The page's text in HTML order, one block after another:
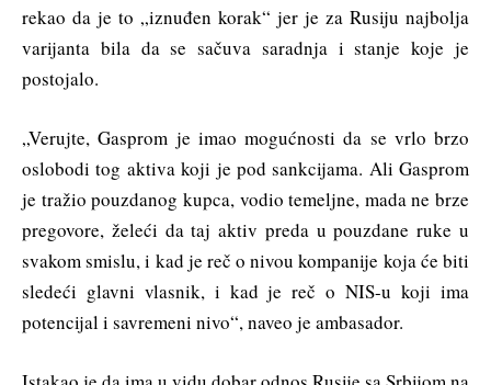
rekao da je to „iznuđen korak“ jer je za Rusiju najbolja
varijanta bila da se sačuva saradnja i stanje koje je
postojalo.
„Verujte, Gasprom je imao mogućnosti da se vrlo brzo
oslobodi tog aktiva koji je pod sankcijama. Ali Gasprom
je tražio pouzdanog kupca, vodio temeljne, mada ne brze
pregovore, želeći da taj aktiv preda u pouzdane ruke u
svakom smislu, i kad je reč o nivou kompanije koja će biti
sledeći glavni vlasnik, i kad je reč o NIS-u koji ima
potencijal i savremeni nivo“, naveo je ambasador.